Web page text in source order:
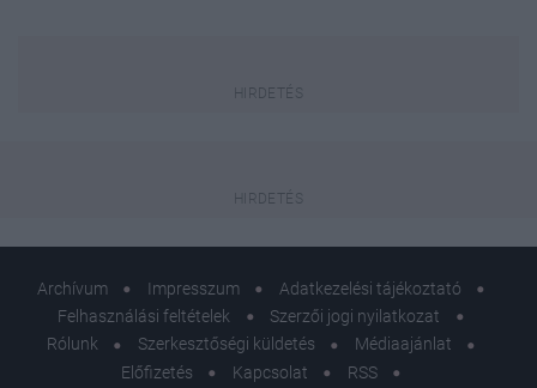
Archívum Impresszum
Adatkezelési tájékoztató
Felhasználási feltételek
Szerzői jogi nyilatkozat
Rólunk
Szerkesztőségi küldetés
Médiaajánlat
Előfizetés
Kapcsolat
RSS